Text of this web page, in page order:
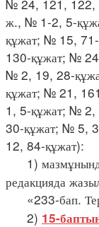
№ 24, 121, 122,
ж., № 1-2, 5-
құжат; № 15,
130-құжат; №
№ 2, 19, 28-
құжат; № 21,
1, 5-құжат; №
30-құжат; № 5,
12, 84-құжат):
1)
редакцияда
«233-бап.
2) 15-